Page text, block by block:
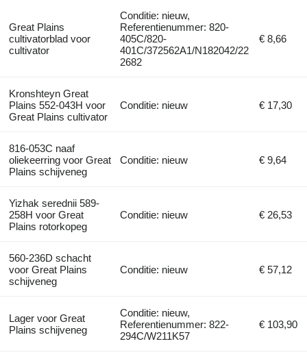
Great Plains
cultivatorblad voor
cultivator
Conditie: nieuw,
Referentienummer: 820-
405C/820-
401C/372562A1/N182042/22
2682
€ 8,66
Kronshteyn Great
Plains 552-043H voor
Great Plains cultivator
Conditie: nieuw € 17,30
816-053C naaf
oliekeerring voor Great
Plains schijveneg
Conditie: nieuw € 9,64
Yizhak serednii 589-
258H voor Great
Plains rotorkopeg
Conditie: nieuw € 26,53
560-236D schacht
voor Great Plains
schijveneg
Conditie: nieuw € 57,12
Lager voor Great
Plains schijveneg
Conditie: nieuw,
Referentienummer: 822-
294C/W211K57
€ 103,90